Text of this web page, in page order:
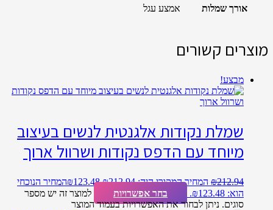
אורך שמלות אמצע עגל
מוצרים קשורים
מבצע!
שמלת נקודות אלגנטית לנשים בעיצוב
מיוחד עם הדפס נקודות ושרוול ארוך
₪212.94 המחיר המקורי היה: ₪212.94. ₪123.48
המחיר הנוכחי
הוא: ₪123.48.
בחר אפשרויות
למוצר זה יש מספר
סוגים. ניתן לבחור את האפשרויות בעמוד המוצר